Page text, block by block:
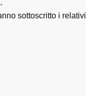
sottoscritto i